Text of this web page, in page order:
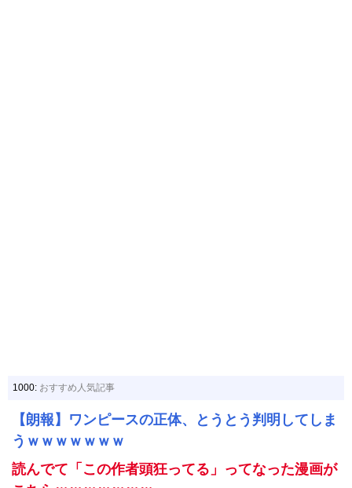
1000: おすすめ人気記事
【朗報】ワンピースの正体、とうとう判明してしま
うｗｗｗｗｗｗｗ
読んでて「この作者頭狂ってる」ってなった漫画が